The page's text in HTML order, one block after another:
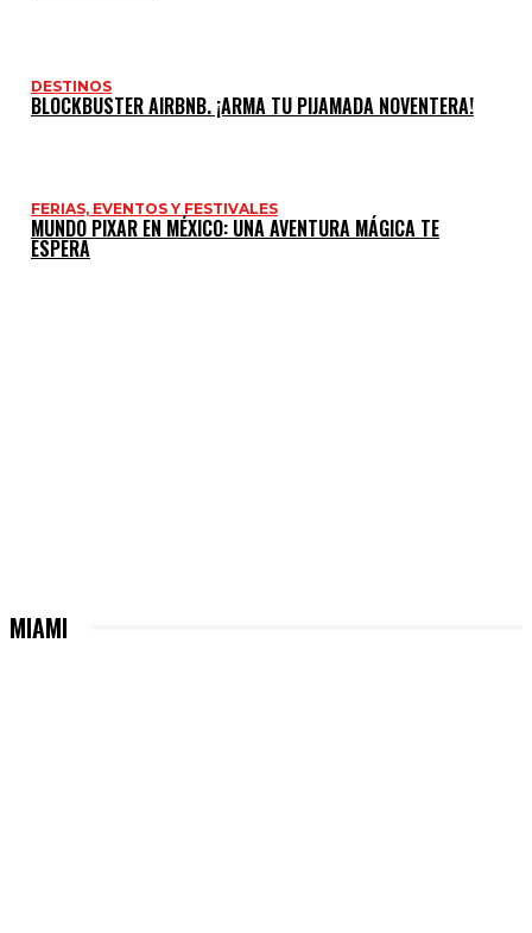
DESTINOS
BLOCKBUSTER AIRBNB. ¡ARMA TU PIJAMADA NOVENTERA!
FERIAS, EVENTOS Y FESTIVALES
MUNDO PIXAR EN MÉXICO: UNA AVENTURA MÁGICA TE
ESPERA
MIAMI